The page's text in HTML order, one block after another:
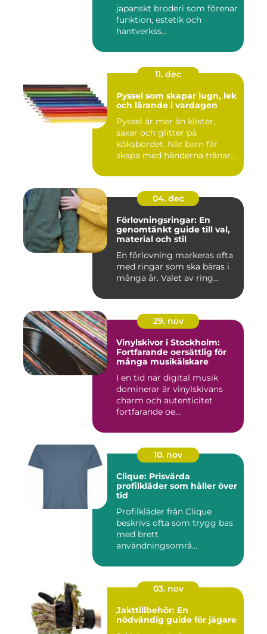
japanskt broderi som förenar
funktion, estetik och
hantverkss...
11. dec
Pyssel som skapar lugn, lek
och lärande i vardagen
Pyssel är mer än klister,
saxar och glitter på
köksbordet. När barn får
skapa med händerna tränar
04. dec
Förlovningsringar: En
genomtänkt guide till val,
material och stil
En förlovning markeras ofta
med ringar som ska bäras i
många år. Valet av ring...
29. nov
Vinylskivor i Stockholm:
Fortfarande oersättlig för
många musikälskare
I en tid när digital musik
dominerar är vinylskivans
charm och autenticitet
fortfarande oe...
10. nov
Clique: Prisvärda
profilkläder som håller över
tid
Profilkläder från Clique
beskrivs ofta som trygg bas
med brett
användningsområ...
03. nov
Jakttillbehör: En
nödvändig guide för jägare